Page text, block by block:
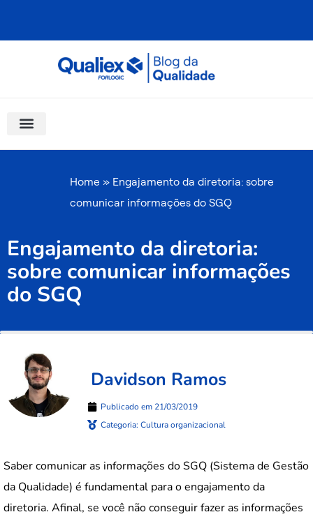
Home » Engajamento da diretoria: sobre
comunicar informações do SGQ
Engajamento da diretoria:
sobre comunicar informações
do SGQ
Davidson Ramos
Publicado em 21/03/2019
Categoria: Cultura organizacional
Saber comunicar as informações do SGQ (Sistema de Gestão
da Qualidade) é fundamental para o engajamento da
diretoria. Afinal, se você não conseguir fazer as informações